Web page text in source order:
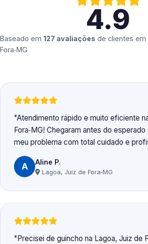
4.9
Baseado em 127 avaliações de clientes em
Fora‑MG
Atendimento rápido e muito eficiente
Fora‑MG! Chegaram antes do
meu problema com total cuidado e
A Aline P.
Lagoa, Juiz de Fora‑MG
Precisei de guincho na Lagoa, Juiz de